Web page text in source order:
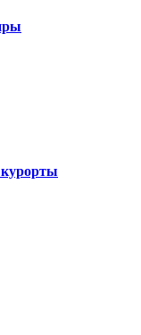
курорты